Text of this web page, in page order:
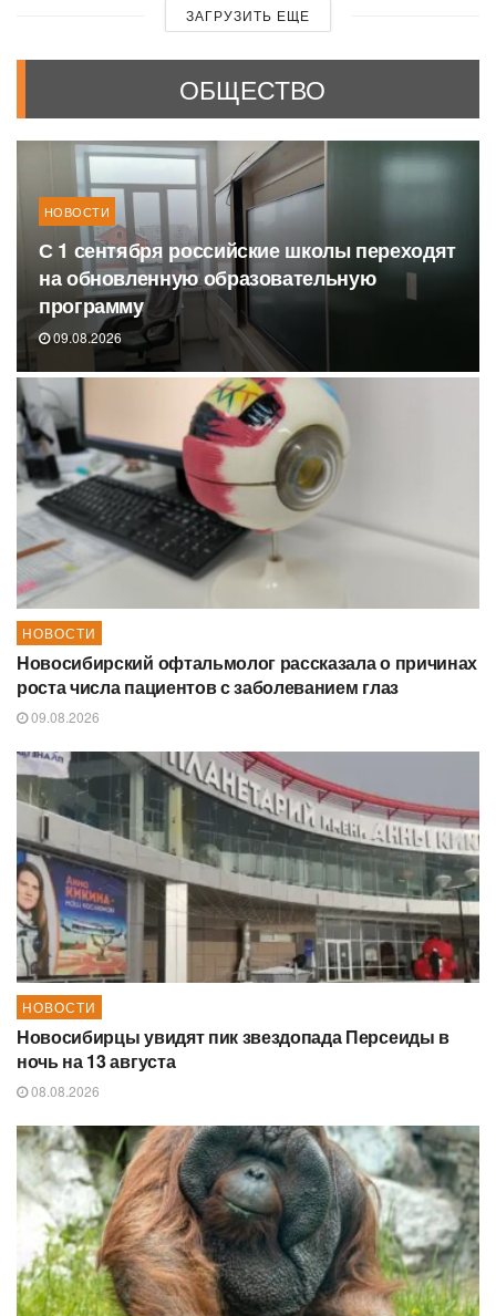
ЗАГРУЗИТЬ ЕЩЕ
ОБЩЕСТВО
НОВОСТИ
С 1 сентября российские школы переходят
на обновленную образовательную
программу
09.08.2026
НОВОСТИ
Новосибирский офтальмолог рассказала о причинах
роста числа пациентов с заболеванием глаз
09.08.2026
НОВОСТИ
Новосибирцы увидят пик звездопада Персеиды в
ночь на 13 августа
08.08.2026